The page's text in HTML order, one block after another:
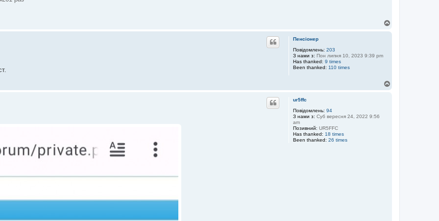
Пенсіонер
Повідомлень: 203
З нами з: Пон липня 10, 2023 9:39 pm
Has thanked: 9 times
Been thanked: 110 times
ur5ffc
Повідомлень: 94
З нами з: Суб вересня 24, 2022 9:56
am
Позивний: UR5FFC
Has thanked: 18 times
Been thanked: 26 times